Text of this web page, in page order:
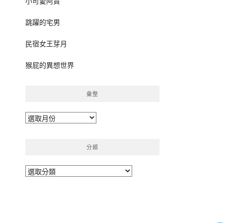
跳躍的宅男
民宿女王芽月
猴屁的異想世界
彙整
彙
分類
分